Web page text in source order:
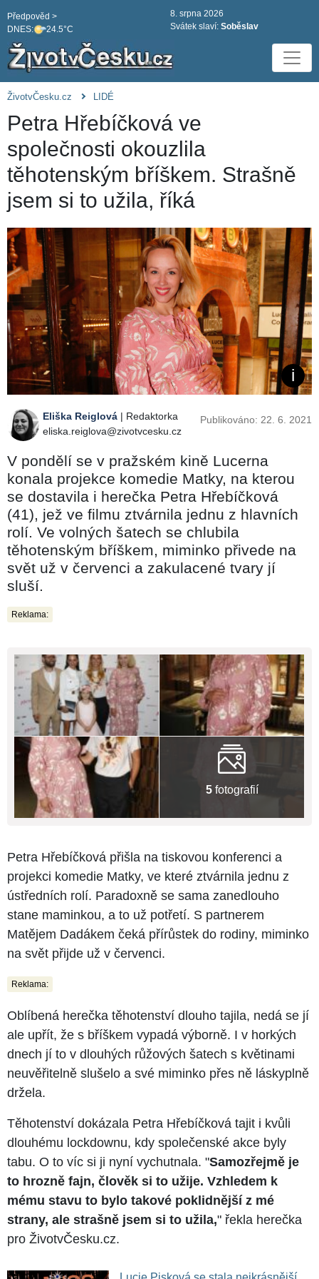
DNES: 24.5°C
Předpověd >
8. srpna 2026
Svátek slaví: Soběslav
ŽivotvČesku.cz LIDÉ
Petra Hřebíčková ve
společnosti okouzlila
těhotenským bříškem. Strašně
jsem si to užila, říká
Eliška Reiglová | Redaktorka
eliska.reiglova@zivotvcesku.cz
Publikováno: 22. 6. 2021
V pondělí se v pražském kině Lucerna
konala projekce komedie Matky, na kterou
se dostavila i herečka Petra Hřebíčková
(41), jež ve filmu ztvárnila jednu z hlavních
rolí. Ve volných šatech se chlubila
těhotenským bříškem, miminko přivede na
svět už v červenci a zakulacené tvary jí
sluší.
Reklama:
5fotografií
Petra Hřebíčková přišla na tiskovou konferenci a
projekci komedie Matky, ve které ztvárnila jednu z
ústředních rolí. Paradoxně se sama zanedlouho
stane maminkou, a to už potřetí. S partnerem
Matějem Dadákem čeká přírůstek do rodiny, miminko
na svět přijde už v červenci.
Reklama:
Oblíbená herečka těhotenství dlouho tajila, nedá se jí
ale upřít, že s bříškem vypadá výborně. I v horkých
dnech jí to v dlouhých růžových šatech s květinami
neuvěřitelně slušelo a své miminko přes ně láskyplně
držela.
Těhotenství dokázala Petra Hřebíčková tajit i kvůli
dlouhému lockdownu, kdy společenské akce byly
tabu. O to víc si ji nyní vychutnala. "Samozřejmě je
to hrozně fajn, člověk si to užije. Vzhledem k
mému stavu to bylo takové poklidnější z mé
strany, ale strašně jsem si to užila," řekla herečka
pro ŽivotvČesku.cz.